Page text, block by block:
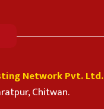
Network Pvt. Ltd.
Chitwan.